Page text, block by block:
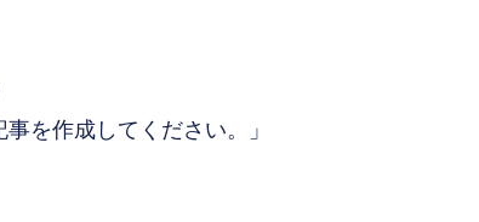
を作成してください。」